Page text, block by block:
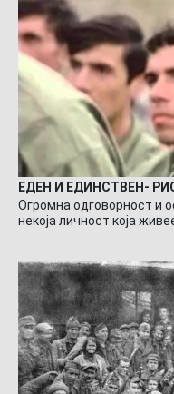
ЕДЕН И ЕДИНСТВЕН-
Огромна одговорност и
некоја личност која